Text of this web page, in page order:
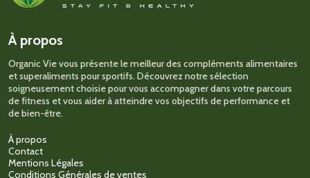
À propos
Organic Vie vous présente le meilleur des compléments alimentaires
et superaliments pour sportifs. Découvrez notre sélection
soigneusement choisie pour vous accompagner dans votre parcours
de fitness et vous aider à atteindre vos objectifs de performance et
de bien-être.
À propos
Contact
Mentions Légales
Conditions Générales de ventes